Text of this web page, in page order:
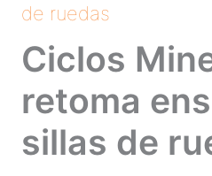
de ruedas
Ciclos
retoma
sillas de